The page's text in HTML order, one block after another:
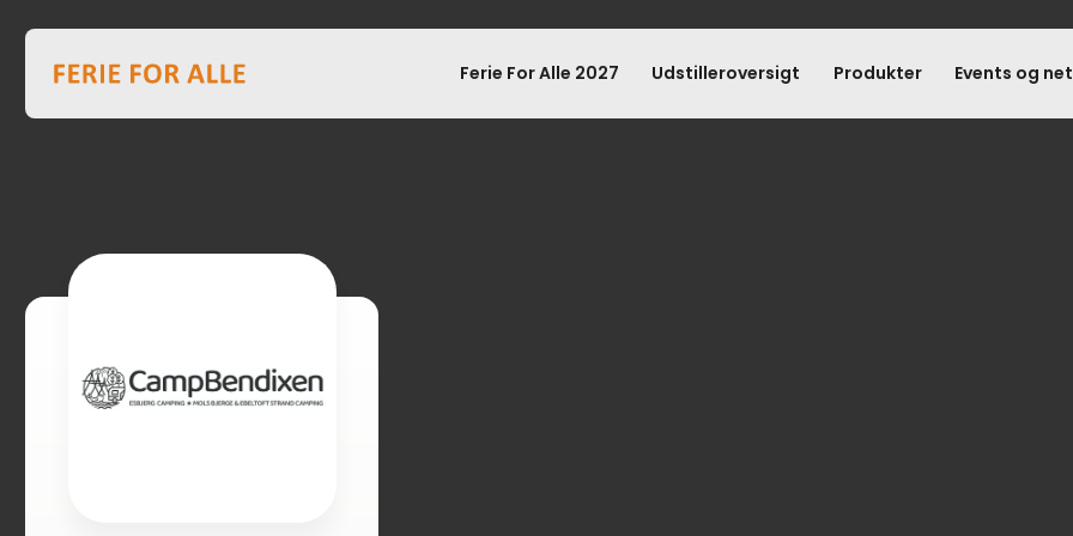
Ferie For Alle 2027 Udstilleroversigt Produkter Events og